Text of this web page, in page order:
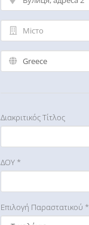
Διακριτικός Τίτλος
ΔΟΥ *
Επιλογή Παραστατικού *